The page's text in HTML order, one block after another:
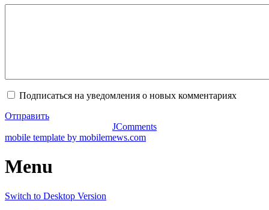
Подписаться на уведомления о новых комментариях
Отправить
JComments
mobile template by mobilemews.com
Menu
Switch to Desktop Version